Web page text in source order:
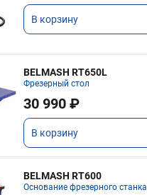
В корзину
BELMASH RT650L
Фрезерный стол
30 990 ₽
В корзину
BELMASH RT600
Основание фрезерного станка